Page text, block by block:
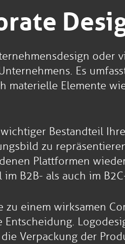
Es
materielle Elemente
Bestandteil
zu
Plattformen
B2B- als auch im
einem wirksamen
Verpackung der